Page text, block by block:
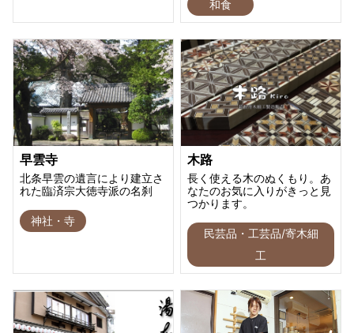
和食
早雲寺
北条早雲の遺言により建立さ
れた臨済宗大徳寺派の名刹
神社・寺
木路
長く使える木のぬくもり。あ
なたのお気に入りがきっと見
つかります。
民芸品・工芸品/寄木細
工